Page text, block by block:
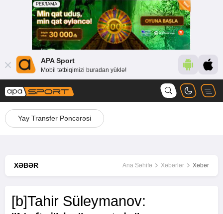
APA Sport
Mobil tətbiqimizi buradan yüklə!
Yay Transfer Pəncərəsi
XƏBƏR Ana Səhifə Xəbərlər Xəbər
[b]Tahir Süleymanov: